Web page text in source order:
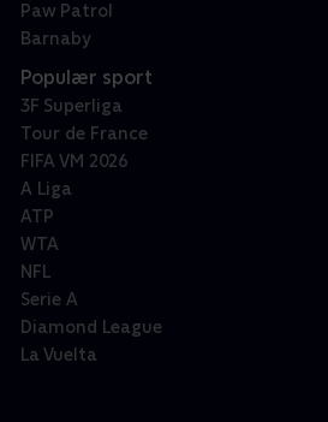
Paw Patrol
Barnaby
Populær sport
3F Superliga
Tour de France
FIFA VM 2026
A Liga
ATP
WTA
NFL
Serie A
Diamond League
La Vuelta